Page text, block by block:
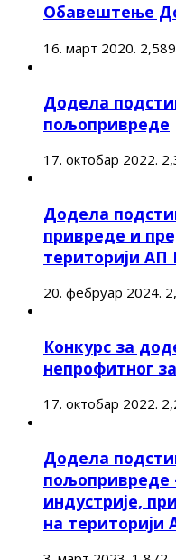
Обавештење
16. март 2020. 2,589
Додела
пољопривреде
17. октобар 2022.
Додела
привреде и
територији АП
20. фебруар 2024.
Конкурс за
непрофитног
17. октобар 2022.
Додела
пољопривреде
индустрије,
на територији